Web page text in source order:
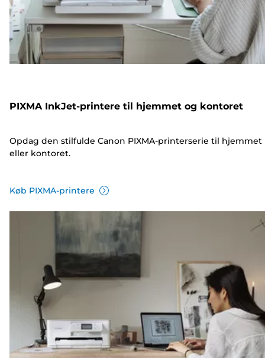
PIXMA InkJet-printere til hjemmet og kontoret
Opdag den stilfulde Canon PIXMA-printerserie til hjemmet
eller kontoret.
Køb PIXMA-printere